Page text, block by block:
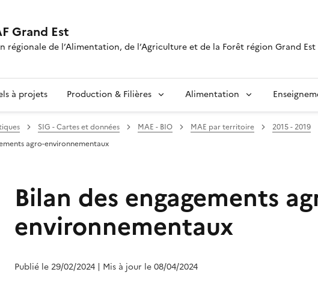
Grand Est
régionale de l’Alimentation, de l’Agriculture et de la Forêt région Grand Est
à projets Production & Filières Alimentation
SIG - Cartes et données MAE - BIO MAE par territoire 2015 - 2019
agro-environnementaux
Bilan des engagements
environnementaux
Publié le 29/02/2024 | Mis à jour le 08/04/2024